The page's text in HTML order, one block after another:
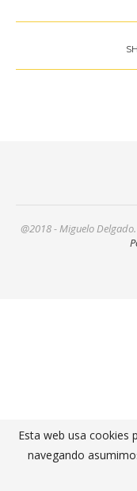
@2018 - Miguelo
Esta web usa cookies
navegando